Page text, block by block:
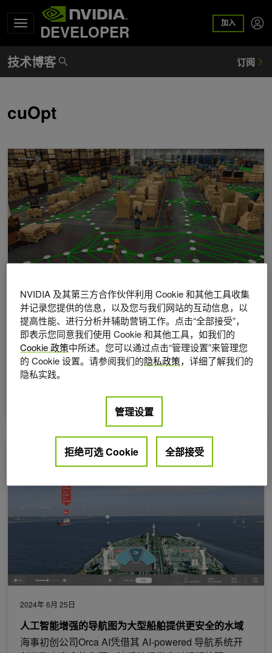
DEVELOPER 加入
cuOpt
2024年 7月 16日
利用 NVIDIA NIM 和 cuOpt 构建供应链优化 AI 智能体
企业在供应链决策中面临着两大挑战：最大限度地提
高利润和快速适应动态变化。为了实现优化的供应链
运营，企业需要依赖高级分析和实时数据处理，
利用 NVIDIA NIM 和 cuOpt 构建供应链优化 AI 智能体
2024年 6月 25日
人工智能增强的导航图为大型船舶提供更安全的水域
海事初创公司Orca AI凭借其 AI-powered 导航系统开
人工智能增强的导航图为大型船舶提供更安全的水域
NVIDIA 及其第三方合作伙伴利用 Cookie 和其他工具收集
并记录您提供的信息，以及您与我们网站的互动信息，以
提高性能、进行分析并辅助营销工作。点击“全部接受”，
即表示您同意我们使用 Cookie 和其他工具，如我们的
Cookie 政策中所述。您可以通过点击“管理设置”来管理您
的 Cookie 设置。请参阅我们的隐私政策，详细了解我们的
隐私实践。
管理设置
拒绝可选 Cookie 全部接受